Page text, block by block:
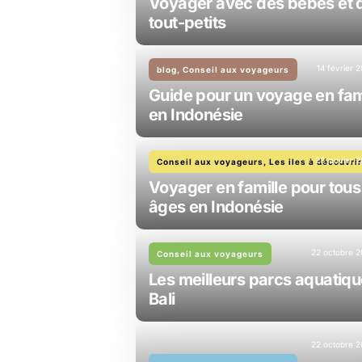
tout-petits
blog, Conseil aux voyageurs
Guide pour un voyage en
en Indonésie
14 février
Conseil aux voyageurs, Les iles à découvrir
Voyager en famille pour
âges en Indonésie
28 janvier
Conseil aux voyageurs
Les meilleurs parcs
Bali
22 octobre
22 octobre